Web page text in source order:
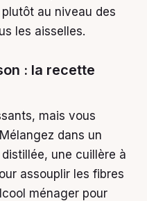
au niveau des
les aisselles.
: la recette
mais vous
dans un
une cuillère à
assouplir les fibres
ménager pour